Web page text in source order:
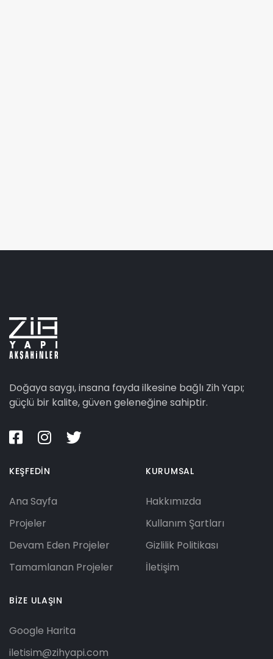
Doğaya saygı, insana fayda ilkesine bağlı Zih Yapı;
güçlü bir kalite, güven geleneğine sahiptir.
KEŞFEDİN
Ana Sayfa
Projeler
Devam Eden Projeler
Tamamlanan Projeler
KURUMSAL
Hakkımızda
Kullanım Şartları
Gizlilik Politikası
İletişim
BİZE ULAŞIN
Google Harita
iletisim@zihyapi.com